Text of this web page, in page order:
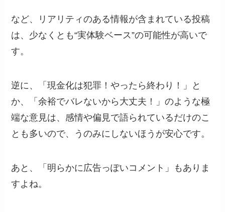
など、リアリティのある情報が含まれている投稿
は、少なくとも“実体験ベース”の可能性が高いで
す。
逆に、「現金化は犯罪！やったら終わり！」と
か、「余裕でバレないから大丈夫！」のような極
端な意見は、感情や偏見で語られているだけのこ
とも多いので、うのみにしないほうが安心です。
あと、「明らかに広告っぽいコメント」もありま
すよね。